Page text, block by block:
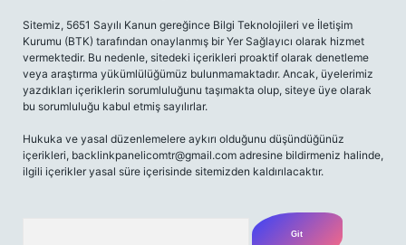
Sitemiz, 5651 Sayılı Kanun gereğince Bilgi Teknolojileri ve İletişim
Kurumu (BTK) tarafından onaylanmış bir Yer Sağlayıcı olarak hizmet
vermektedir. Bu nedenle, sitedeki içerikleri proaktif olarak denetleme
veya araştırma yükümlülüğümüz bulunmamaktadır. Ancak, üyelerimiz
yazdıkları içeriklerin sorumluluğunu taşımakta olup, siteye üye olarak
bu sorumluluğu kabul etmiş sayılırlar.
Hukuka ve yasal düzenlemelere aykırı olduğunu düşündüğünüz
içerikleri, backlinkpanelicomtr@gmail.com adresine bildirmeniz halinde,
ilgili içerikler yasal süre içerisinde sitemizden kaldırılacaktır.